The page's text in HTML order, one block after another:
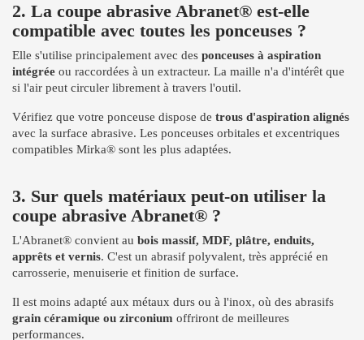
2. La coupe abrasive Abranet® est-elle
compatible avec toutes les ponceuses ?
Elle s'utilise principalement avec des ponceuses à aspiration
intégrée ou raccordées à un extracteur. La maille n'a d'intérêt que
si l'air peut circuler librement à travers l'outil.
Vérifiez que votre ponceuse dispose de trous d'aspiration alignés
avec la surface abrasive. Les ponceuses orbitales et excentriques
compatibles Mirka® sont les plus adaptées.
3. Sur quels matériaux peut-on utiliser la
coupe abrasive Abranet® ?
L'Abranet® convient au bois massif, MDF, plâtre, enduits,
apprêts et vernis. C'est un abrasif polyvalent, très apprécié en
carrosserie, menuiserie et finition de surface.
Il est moins adapté aux métaux durs ou à l'inox, où des abrasifs
grain céramique ou zirconium offriront de meilleures
performances.